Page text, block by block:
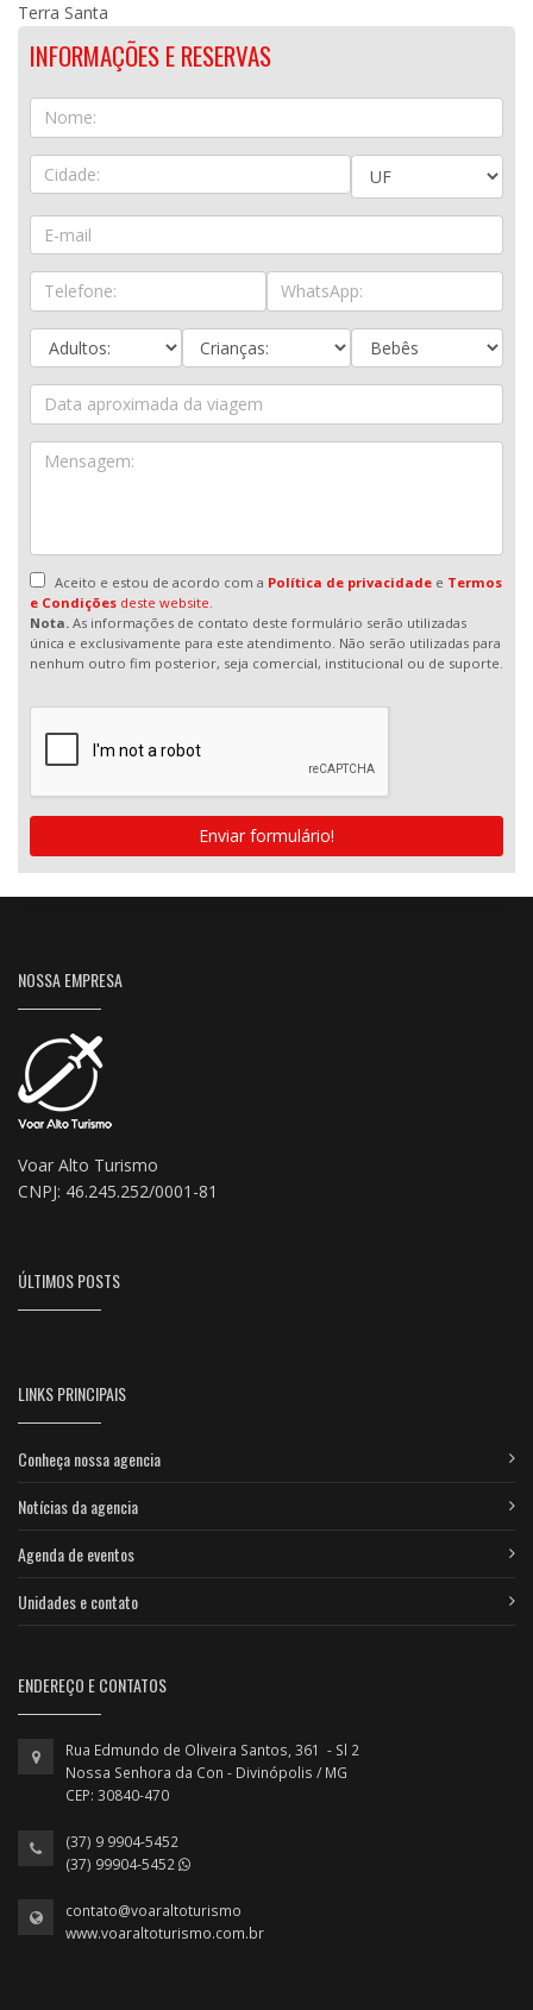
Terra Santa
INFORMAÇÕES E RESERVAS
Aceito e estou de acordo com a Política de privacidadee Termos
e Condições deste website.
Nota. As informações de contato deste formulário serão utilizadas
única e exclusivamente para este atendimento. Não serão utilizadas para
nenhum outro fim posterior, seja comercial, institucional ou de suporte.
Enviar formulário!
NOSSA EMPRESA
Voar Alto Turismo
CNPJ: 46.245.252/0001-81
ÚLTIMOS POSTS
LINKS PRINCIPAIS
Conheça nossa agencia
Notícias da agencia
Agenda de eventos
Unidades e contato
ENDEREÇO E CONTATOS
Rua Edmundo de Oliveira Santos, 361 - Sl 2
Nossa Senhora da Con - Divinópolis / MG
CEP: 30840-470
(37) 9 9904-5452
(37) 99904-5452
contato@voaraltoturismo
www.voaraltoturismo.com.br